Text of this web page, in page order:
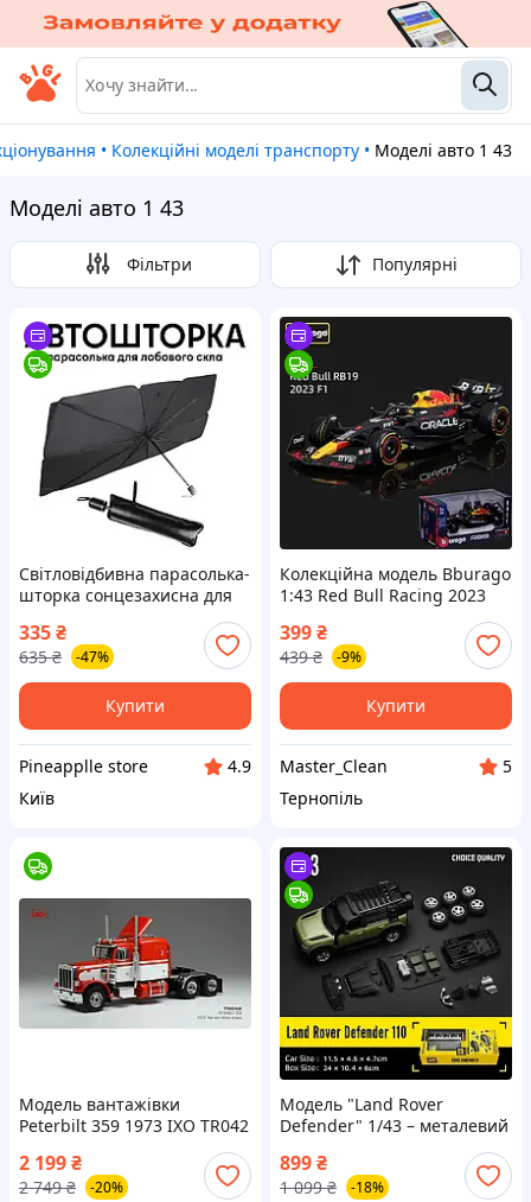
• Колекційні моделі транспорту • Моделі авто 1 43
Моделі авто 1 43
Фільтри Популярні
Світловідбивна парасолька-
шторка сонцезахисна для
універсальний
335₴
635 ₴ -47%
Купити
Pineapplle store
4.9
Київ
Колекційна модель Bburago
1:43 Red Bull Racing 2023
Формула 1. Formula 1
399₴
439 ₴ -9%
Купити
Master_Clean
5
Тернопіль
Модель вантажівки
Peterbilt 359 1973 IXO TR042
1:43 колекційна металева
мініатюра
2 199₴
2 749 ₴ -20%
Модель "Land Rover
Defender" 1/43 – металевий
хакі, колекційна іграшка!
Розбірна з деталями
899₴
1 099 ₴ -18%